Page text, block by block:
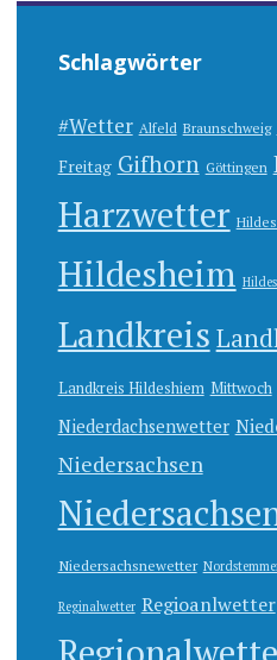
Schlagwörter
#Wetter Alfeld Braunschweig
Freitag Gifhorn Göttingen
Harzwetter
Hildesheim
Landkreis
Landkreis Hildeshiem Mittwoch
Niederdachsenwetter
Niedersachsen
Niedersachsnewetter
Reginalwetter Regioanlwetter